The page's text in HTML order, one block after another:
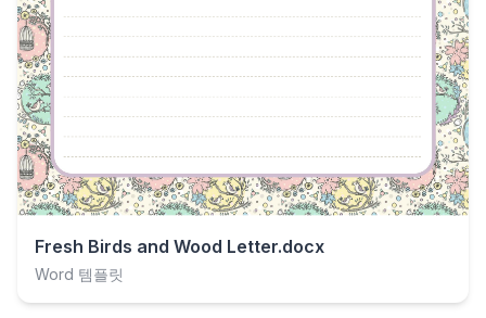
Fresh Birds and Wood Letter.docx
Word 템플릿